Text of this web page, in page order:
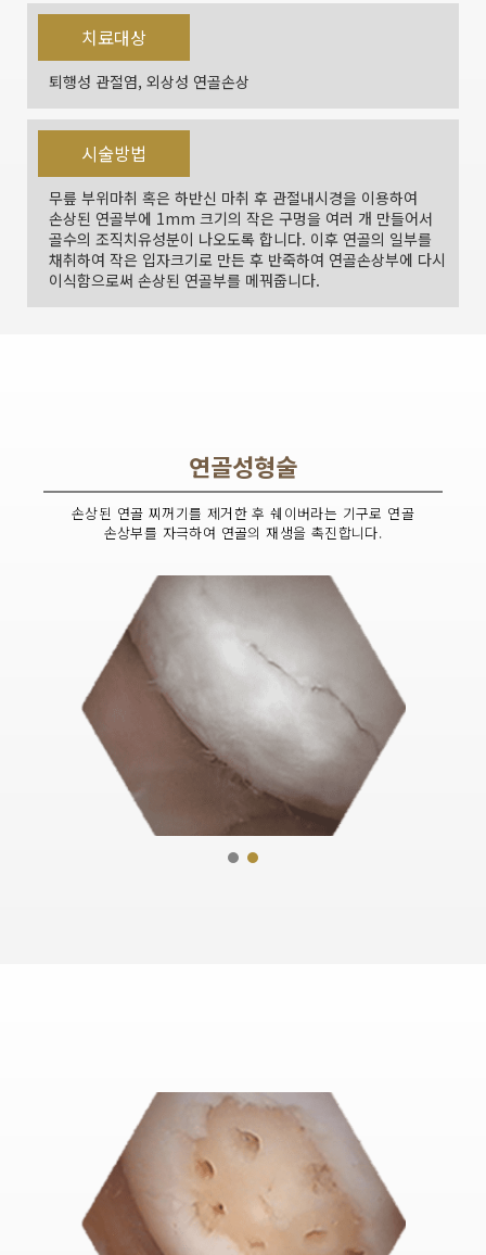
치료대상
퇴행성 관절염, 외상성 연골손상
시술방법
무릎 부위마취 혹은 하반신 마취 후 관절내시경을 이용하여
손상된 연골부에 1mm 크기의 작은 구멍을 여러 개 만들어서
골수의 조직치유성분이 나오도록 합니다. 이후 연골의 일부를
채취하여 작은 입자크기로 만든 후 반죽하여 연골손상부에 다시
이식함으로써 손상된 연골부를 메꿔줍니다.
연골성형술
손상된 연골 찌꺼기를 제거한 후 쉐이버라는 기구로 연골
손상부를 자극하여 연골의 재생을 촉진합니다.
연골성형술 전
골수자극재생술 전